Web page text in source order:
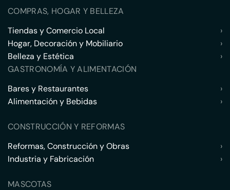
COMPRAS, HOGAR Y BELLEZA
Tiendas y Comercio Local
›
Hogar, Decoración y Mobiliario
›
Belleza y Estética
›
GASTRONOMÍA Y ALIMENTACIÓN
Bares y Restaurantes
›
Alimentación y Bebidas
›
CONSTRUCCIÓN Y REFORMAS
Reformas, Construcción y Obras
›
Industria y Fabricación
›
MASCOTAS